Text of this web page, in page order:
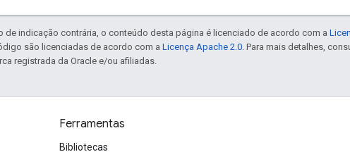
de indicação contrária, o conteúdo desta página é licenciado de acordo com a
são licenciadas de acordo com a Licença Apache 2.0 . Para mais detalhes,
registrada da Oracle e/ou afiliadas.
Ferramentas
Bibliotecas